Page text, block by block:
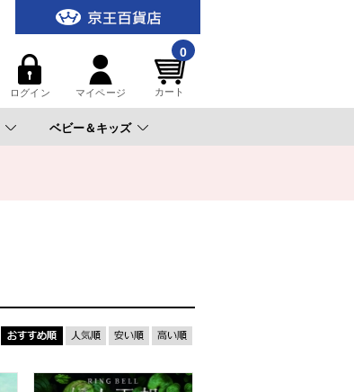
ログイン マイページ
0
カート
ベビー＆キッズ